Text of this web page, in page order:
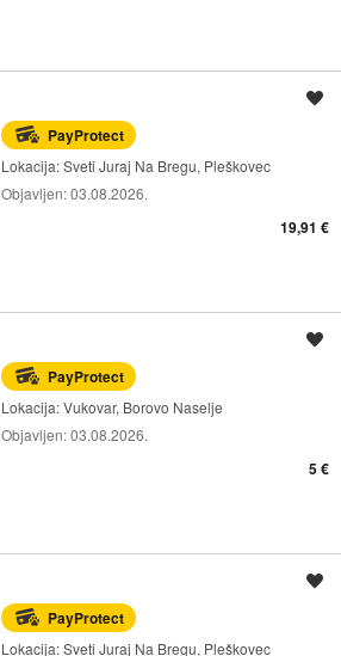
PayProtect
Lokacija:Sveti Juraj Na Bregu, Pleškovec
Objavljen:03.08.2026.
19,91 €
PayProtect
Lokacija:Vukovar, Borovo Naselje
Objavljen:03.08.2026.
5 €
PayProtect
Lokacija:Sveti Juraj Na Bregu, Pleškovec